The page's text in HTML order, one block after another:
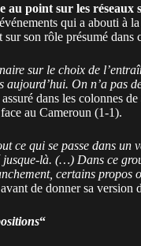
au point sur les réseaux
qui a abouti à
son rôle présumé dans
sur le choix de
aujourd’hui. On n’a pas
assuré dans les colonnes de
au Cameroun (1-1).
ce qui se passe dans un
là. (…) Dans ce
certains propos
de donner sa version
“